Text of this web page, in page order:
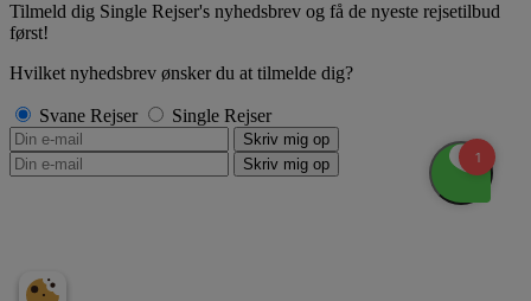
Tilmeld dig Single Rejser's nyhedsbrev og få de nyeste rejsetilbud
først!
Hvilket nyhedsbrev ønsker du at tilmelde dig?
Svane Rejser Single Rejser